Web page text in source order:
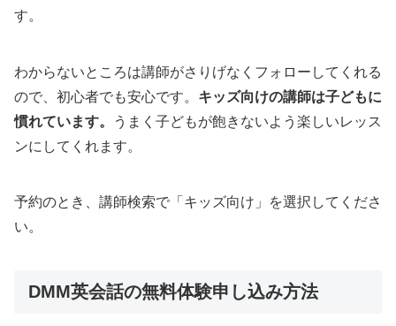
す。
わからないところは講師がさりげなくフォローしてくれる
ので、初心者でも安心です。 キッズ向けの講師は子どもに
慣れています。
うまく子どもが飽きないよう楽しいレッス
ンにしてくれます。
予約のとき、講師検索で「キッズ向け」を選択してくださ
い。
DMM英会話の無料体験申し込み方法